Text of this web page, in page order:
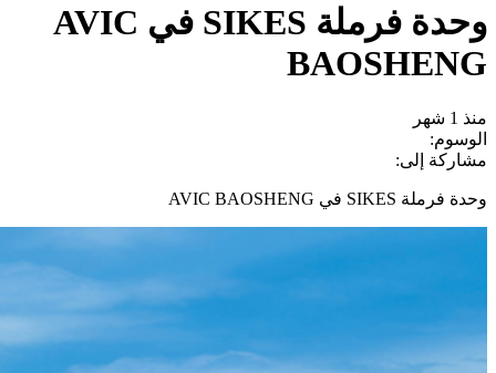
وحدة فرملة SIKES في AVIC
BAOSHENG
منذ 1 شهر
الوسوم:
مشاركة إلى:
وحدة فرملة SIKES في AVIC BAOSHENG